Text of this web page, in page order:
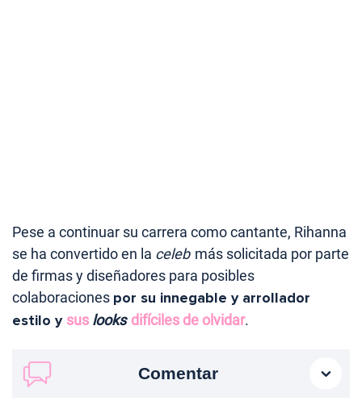
Pese a continuar su carrera como cantante, Rihanna
se ha convertido en la celeb más solicitada por parte
de firmas y diseñadores para posibles
colaboraciones por su innegable y arrollador
estilo y sus looksdifíciles de olvidar.
Comentar